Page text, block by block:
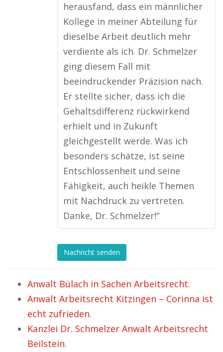
herausfand, dass ein männlicher
Kollege in meiner Abteilung für
dieselbe Arbeit deutlich mehr
verdiente als ich. Dr. Schmelzer
ging diesem Fall mit
beeindruckender Präzision nach.
Er stellte sicher, dass ich die
Gehaltsdifferenz rückwirkend
erhielt und in Zukunft
gleichgestellt werde. Was ich
besonders schätze, ist seine
Entschlossenheit und seine
Fähigkeit, auch heikle Themen
mit Nachdruck zu vertreten.
Danke, Dr. Schmelzer!“
Nachricht senden
Anwalt Bülach in Sachen Arbeitsrecht.
Anwalt Arbeitsrecht Kitzingen – Corinna ist
echt zufrieden.
Kanzlei Dr. Schmelzer Anwalt Arbeitsrecht
Beilstein.